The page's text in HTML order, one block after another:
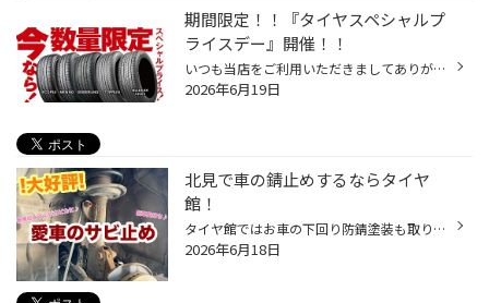
期間限定！！『タイヤスペシャルプ
ライスデー』開催！！
いつも当店をご利用いただきましてありがとうございます。 6/19(金)～6/28(日)まで、コクピット・タイヤ館におきまして、 期間限定！ サイズ限定！！ 数量限定！！！ お得にお買い求めいただける、「タイヤスペシャルプライスデー」がスタートします！ お得なタイヤのご紹介！！ ワゴンR、N-BOX、タ...
2026年6月19日
北見で車の錆止めするならタイヤ
館！
タイヤ館ではお車の下回り防錆塗装も取り扱っております！ ところどころ塗装が剥がれてサビています、、 塗装する前にサビ転換剤を塗りこれ以上、進行させないようにします！ 黒々として綺麗になりましたね( *´艸｀)！ 当店で使用している塗料は、防錆はもちろん 防振、防音性能も兼ね備えているの...
2026年6月18日